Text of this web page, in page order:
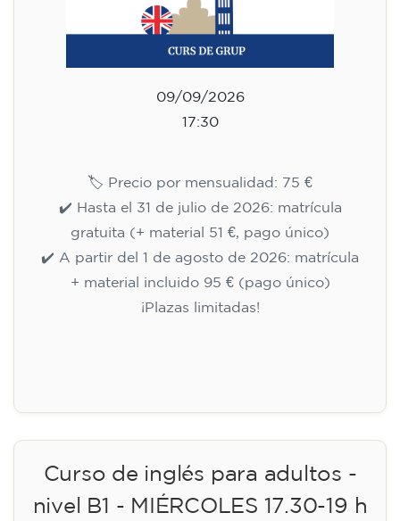
09/09/2026
17:30
🏷️ Precio por mensualidad: 75 €
✔️ Hasta el 31 de julio de 2026: matrícula
gratuita (+ material 51 €, pago único)
✔️ A partir del 1 de agosto de 2026: matrícula
+ material incluido 95 € (pago único)
¡Plazas limitadas!
Curso de inglés para adultos -
nivel B1 - MIÉRCOLES 17.30-19 h